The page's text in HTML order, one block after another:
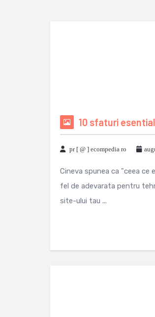
10 sfaturi
pr [ @ ] ecompedia ro
Cineva spunea ca "ceea
fel de adevarata pentru
site-ului tau ...